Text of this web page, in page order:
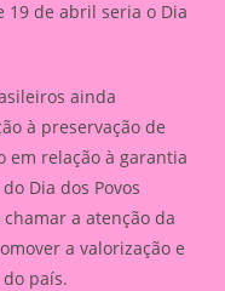
19 de abril seria o Dia
ainda
à preservação de
em relação à garantia
Dia dos Povos
a atenção da
a valorização e
país.